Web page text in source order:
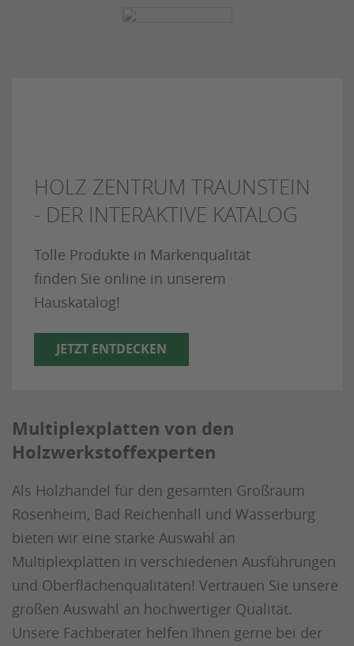
HOLZ ZENTRUM TRAUNSTEIN
- DER INTERAKTIVE KATALOG
Tolle Produkte in Markenqualität
finden Sie online in unserem
Hauskatalog!
JETZT ENTDECKEN
Multiplexplatten von den
Holzwerkstoffexperten
Als Holzhandel für den gesamten Großraum
Rosenheim, Bad Reichenhall und Wasserburg
bieten wir eine starke Auswahl an
Multiplexplatten in verschiedenen Ausführungen
und Oberflächenqualitäten! Vertrauen Sie unsere
großen Auswahl an hochwertiger Qualität.
Unsere Fachberater helfen Ihnen gerne bei der